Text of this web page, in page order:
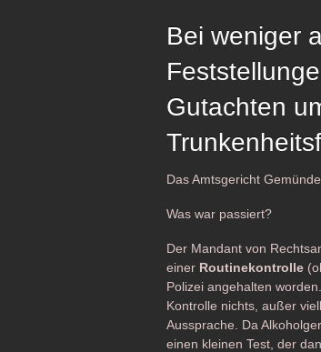
Bei weniger
Gutachten
Das Amtsgericht
Was war passiert?
Der Mandant von
einer Routinekontrolle
Polizei angehalten
Kontrolle nichts, außer
Aussprache. Da
einen kleinen Test, der